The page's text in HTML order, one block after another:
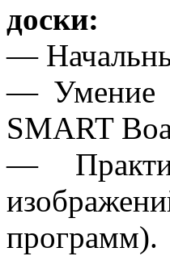
доски:
—
— Умение
SMART
—
программ).